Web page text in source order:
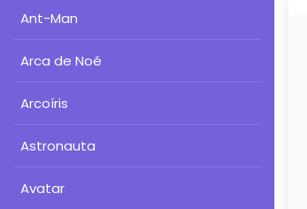
Ant-Man
Arca de Noé
Arcoíris
Astronauta
Avatar